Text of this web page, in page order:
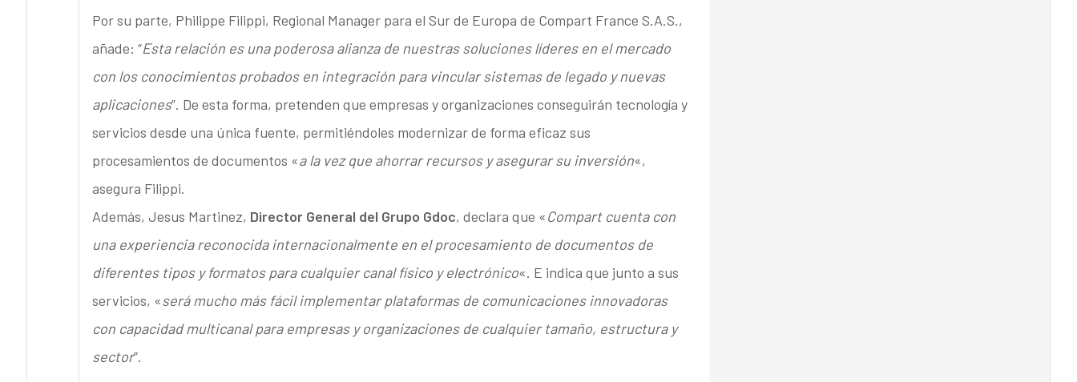
Por su parte, Philippe Filippi, Regional Manager para el Sur de Europa de Compart France S.A.S.,
añade: “Esta relación es una poderosa alianza de nuestras soluciones líderes en el mercado
con los conocimientos probados en integración para vincular sistemas de legado y nuevas
aplicaciones”. De esta forma, pretenden que empresas y organizaciones conseguirán tecnología y
servicios desde una única fuente, permitiéndoles modernizar de forma eficaz sus
procesamientos de documentos «a la vez que ahorrar recursos y asegurar su inversión«,
asegura Filippi.
Además, Jesus Martinez, Director General del Grupo Gdoc, declara que «Compart cuenta con
una experiencia reconocida internacionalmente en el procesamiento de documentos de
diferentes tipos y formatos para cualquier canal físico y electrónico«. E indica que junto a sus
servicios, «será mucho más fácil implementar plataformas de comunicaciones innovadoras
con capacidad multicanal para empresas y organizaciones de cualquier tamaño, estructura y
sector”.